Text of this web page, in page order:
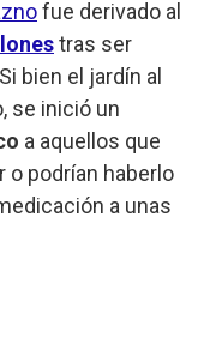
fue derivado al
tras ser
bien el jardín al
se inició un
a aquellos que
podrían haberlo
a unas